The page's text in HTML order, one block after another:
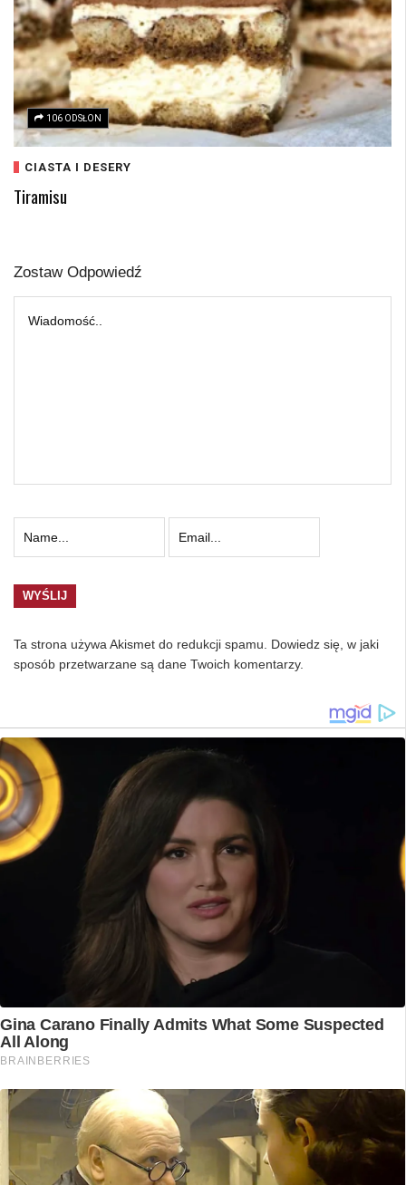
106 ODSŁON
CIASTA I DESERY
Tiramisu
Zostaw Odpowiedź
Ta strona używa Akismet do redukcji spamu. Dowiedz się, w jaki
sposób przetwarzane są dane Twoich komentarzy.